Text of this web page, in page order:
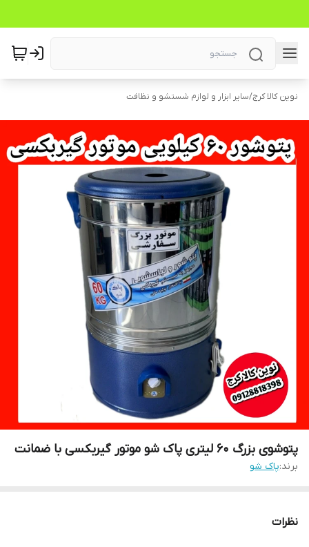
نوین کالا کرج/سایر ابزار و لوازم شستشو و نظافت
پتوشوی بزرگ ۶۰ لیتری پاک شو موتور گیربکسی با ضمانت
برند:پاک شو
نظرات